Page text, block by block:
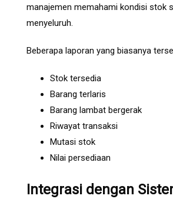
manajemen memahami kondisi stok
menyeluruh.
Beberapa laporan yang biasanya
Stok tersedia
Barang terlaris
Barang lambat bergerak
Riwayat transaksi
Mutasi stok
Nilai persediaan
Integrasi dengan